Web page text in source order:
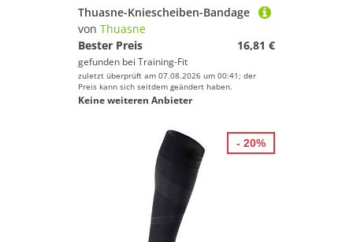
Thuasne-Kniescheiben-Bandage
von Thuasne
Bester Preis
16,81 €
gefunden bei Training-Fit
zuletzt überprüft am 07.08.2026 um 00:41; der
Preis kann sich seitdem geändert haben.
Keine weiteren Anbieter
- 20%